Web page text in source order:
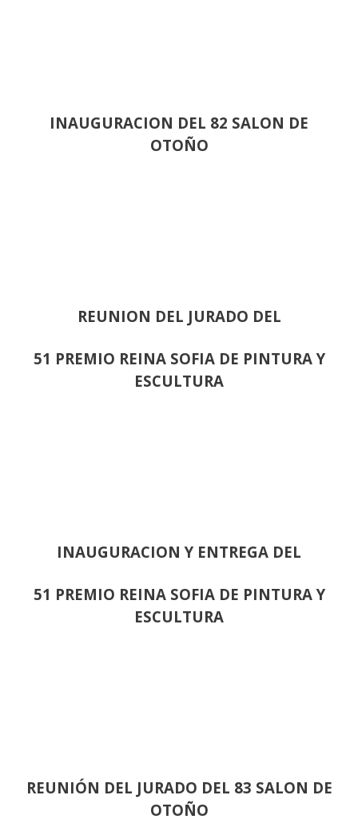
INAUGURACION DEL 82 SALON DE
OTOÑO
REUNION DEL JURADO DEL
51 PREMIO REINA SOFIA DE PINTURA Y
ESCULTURA
INAUGURACION Y ENTREGA DEL
51 PREMIO REINA SOFIA DE PINTURA Y
ESCULTURA
REUNIÓN DEL JURADO DEL 83 SALON DE
OTOÑO